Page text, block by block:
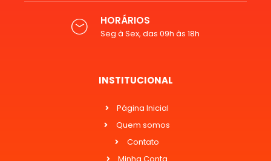
HORÁRIOS
Seg à Sex, das 09h às 18h
INSTITUCIONAL
Página Inicial
Quem somos
Contato